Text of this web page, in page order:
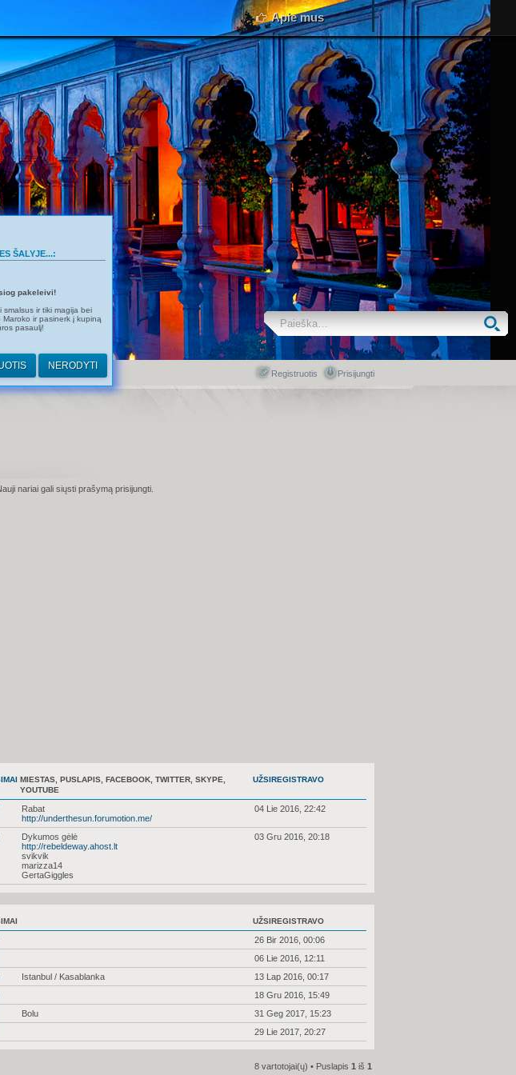
Apie mus
Prisijungti
Registruotis
ŠALYJE...:
pakeleivi!
ir tiki magija bei
ir pasinerk į kupiną
pasaulį!
NERODYTI
nariai gali siųsti prašymą prisijungti.
MIESTAS, PUSLAPIS, FACEBOOK, TWITTER, SKYPE,
YOUTUBE
UŽSIREGISTRAVO
Rabat
http://underthesun.forumotion.me/
04 Lie 2016, 22:42
Dykumos gėlė
http://rebeldeway.ahost.lt
svikvik
marizza14
GertaGiggles
03 Gru 2016, 20:18
UŽSIREGISTRAVO
26 Bir 2016, 00:06
06 Lie 2016, 12:11
Istanbul / Kasablanka
13 Lap 2016, 00:17
18 Gru 2016, 15:49
Bolu
31 Geg 2017, 15:23
29 Lie 2017, 20:27
8 vartotojai(ų) • Puslapis 1 iš 1